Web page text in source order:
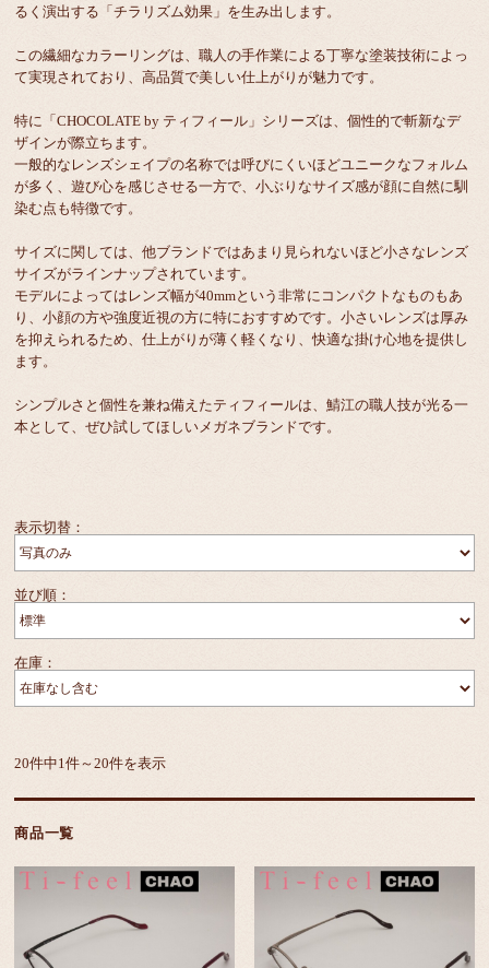
るく演出する「チラリズム効果」を生み出します。
この繊細なカラーリングは、職人の手作業による丁寧な塗装技術によっ
て実現されており、高品質で美しい仕上がりが魅力です。
特に「CHOCOLATE by ティフィール」シリーズは、個性的で斬新なデ
ザインが際立ちます。
一般的なレンズシェイプの名称では呼びにくいほどユニークなフォルム
が多く、遊び心を感じさせる一方で、小ぶりなサイズ感が顔に自然に馴
染む点も特徴です。
サイズに関しては、他ブランドではあまり見られないほど小さなレンズ
サイズがラインナップされています。
モデルによってはレンズ幅が40mmという非常にコンパクトなものもあ
り、小顔の方や強度近視の方に特におすすめです。小さいレンズは厚み
を抑えられるため、仕上がりが薄く軽くなり、快適な掛け心地を提供し
ます。
シンプルさと個性を兼ね備えたティフィールは、鯖江の職人技が光る一
本として、ぜひ試してほしいメガネブランドです。
表示切替：
並び順：
在庫：
20件中1件～20件を表示
商品一覧